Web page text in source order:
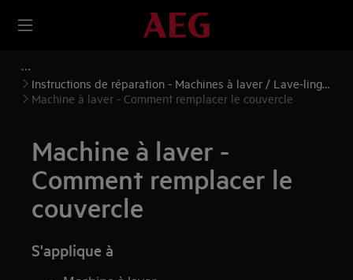
Instructions de réparation - Machines à laver / Lave-linge
séchants
Machine à laver - Comment remplacer le couvercle
Machine à laver -
Comment remplacer le
couvercle
S'applique à